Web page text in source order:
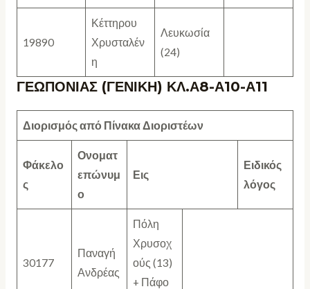
19890
Κέττηρου
Χρυσταλέν
η
Λευκωσία
(24)
ΓΕΩΠΟΝΙΑΣ (ΓΕΝΙΚΗ) ΚΛ.Α8-Α10-Α11
Διορισμός από Πίνακα Διοριστέων
Φάκελο
ς
Ονοματ
επώνυμ
ο
Εις
Ειδικός
λόγος
30177
Παναγή
Ανδρέας
Πόλη
Χρυσοχ
ούς (13)
+ Πάφο